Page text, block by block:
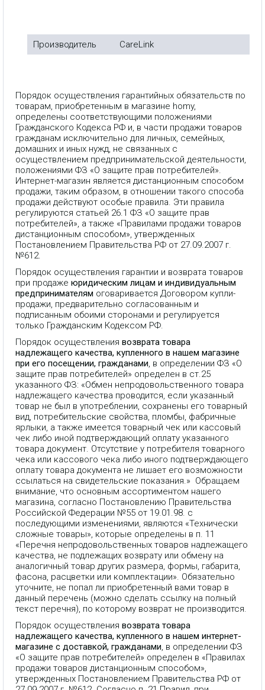
Производитель CareLink
Порядок осуществления гарантийных обязательств по
товарам, приобретенным в магазине homy,
определены соответствующими положениями
Гражданского Кодекса РФ и, в части продажи товаров
гражданам исключительно для личных, семейных,
домашних и иных нужд, не связанных с
осуществлением предпринимательской деятельности,
положениями ФЗ «О защите прав потребителей».
Интернет-магазин является дистанционным способом
продажи, таким образом, в отношении такого способа
продажи действуют особые правила. Эти правила
регулируются статьей 26.1 ФЗ «О защите прав
потребителей», а также «Правилами продажи товаров
дистанционным способом», утвержденных
Постановлением Правительства РФ от 27.09.2007 г.
№612.
Порядок осуществления гарантии и возврата товаров
при продаже юридическим лицам и индивидуальным
предпринимателям оговаривается Договором купли-
продажи, предварительно согласованным и
подписанным обоими сторонами и регулируется
только Гражданским Кодексом РФ.
Порядок осуществления возврата товара
надлежащего качества, купленного в нашем магазине
при его посещении, гражданами, в определении ФЗ «О
защите прав потребителей» определен в ст.25
указанного ФЗ: «Обмен непродовольственного товара
надлежащего качества проводится, если указанный
товар не был в употреблении, сохранены его товарный
вид, потребительские свойства, пломбы, фабричные
ярлыки, а также имеется товарный чек или кассовый
чек либо иной подтверждающий оплату указанного
товара документ. Отсутствие у потребителя товарного
чека или кассового чека либо иного подтверждающего
оплату товара документа не лишает его возможности
ссылаться на свидетельские показания.» Обращаем
внимание, что основным ассортиментом нашего
магазина, согласно Постановлению Правительства
Российской Федерации №55 от 19.01.98. с
последующими изменениями, являются «Технически
сложные товары», которые определены в п. 11
«Перечня непродовольственных товаров надлежащего
качества, не подлежащих возврату или обмену на
аналогичный товар других размера, формы, габарита,
фасона, расцветки или комплектации». Обязательно
уточните, не попал ли приобретенный вами товар в
данный перечень (можно сделать ссылку на полный
текст перечня), по которому возврат не производится.
Порядок осуществления возврата товара
надлежащего качества, купленного в нашем интернет-
магазине с доставкой, гражданами, в определении ФЗ
«О защите прав потребителей» определен в «Правилах
продажи товаров дистанционным способом»,
утвержденных Постановлением Правительства РФ от